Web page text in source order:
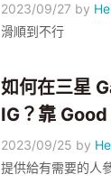
2023/09/27 by
滑順到不行
如何在三星
IG？靠
2023/09/25 by
提供給有需要的人